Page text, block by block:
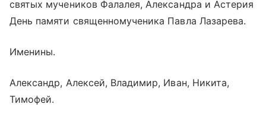
святых мучеников Фалалея, Александра и Астерия
День памяти священномученика Павла Лазарева.
Именины.
Александр, Алексей, Владимир, Иван, Никита,
Тимофей.